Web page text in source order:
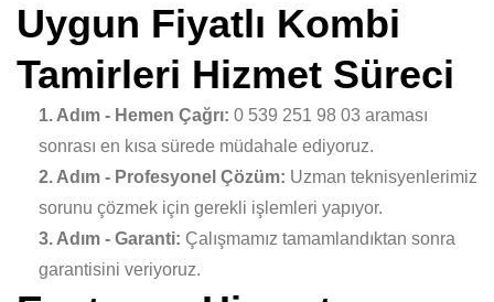
Uygun Fiyatlı Kombi
Tamirleri Hizmet Süreci
1. Adım - Hemen Çağrı: 0 539 251 98 03 araması
sonrası en kısa sürede müdahale ediyoruz.
2. Adım - Profesyonel Çözüm: Uzman teknisyenlerimiz
sorunu çözmek için gerekli işlemleri yapıyor.
3. Adım - Garanti: Çalışmamız tamamlandıktan sonra
garantisini veriyoruz.